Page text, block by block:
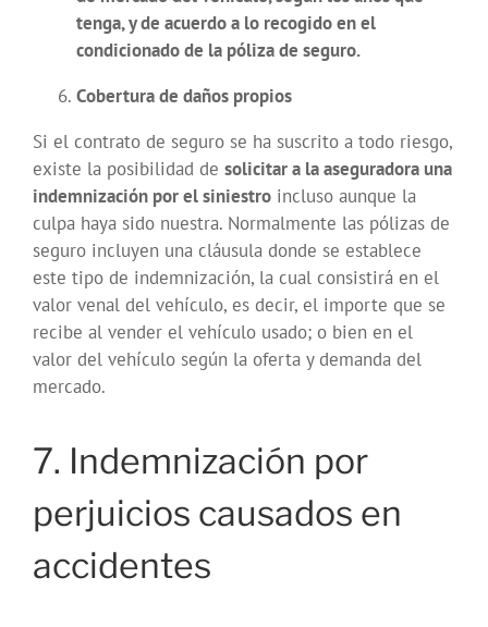
tenga, y de acuerdo a lo recogido en el
condicionado de la póliza de seguro.
Cobertura de daños propios
Si el contrato de seguro se ha suscrito a todo riesgo,
existe la posibilidad de solicitar a la aseguradora una
indemnización por el siniestro incluso aunque la
culpa haya sido nuestra. Normalmente las pólizas de
seguro incluyen una cláusula donde se establece
este tipo de indemnización, la cual consistirá en el
valor venal del vehículo, es decir, el importe que se
recibe al vender el vehículo usado; o bien en el
valor del vehículo según la oferta y demanda del
mercado.
7. Indemnización por
perjuicios causados en
accidentes